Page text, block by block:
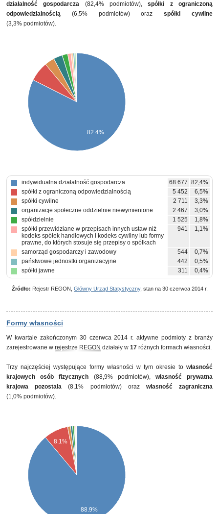
działalność gospodarcza (82,4% podmiotów),spółki z ograniczoną
odpowiedzialnością (6,5% podmiotów) orazspółki cywilne
(3,3% podmiotów).
82.4%
indywidualna działalność gospodarcza 68 677 82,4%
spółki z ograniczoną odpowiedzialnością
5 452
6,5%
spółki cywilne
2 711
3,3%
organizacje społeczne oddzielnie niewymienione
2 467
3,0%
spółdzielnie
1 525
1,8%
spółki przewidziane w przepisach innych ustaw niż
kodeks spółek handlowych i kodeks cywilny lub formy
prawne, do których stosuje się przepisy o spółkach
941 1,1%
samorząd gospodarczy i zawodowy 544
0,7%
państwowe jednostki organizacyjne
442
0,5%
spółki jawne
311
0,4%
spółki komandytowe
114
0,1%
pozostałe
162 0,2%
Źródło: Rejestr REGON, Główny Urząd Statystyczny, stan na 30 czerwca 2014 r.
Formy własności
W kwartale zakończonym 30 czerwca 2014 r. aktywne podmioty z branży
zarejestrowane w rejestrze REGON działały w 17 różnych formach własności.
Trzy najczęściej występujące formy własności w tym okresie to własność
krajowych osób fizycznych (88,9% podmiotów), własność prywatna
krajowa pozostała (8,1% podmiotów) oraz własność zagraniczna
(1,0% podmiotów).
8.1%
88.9%